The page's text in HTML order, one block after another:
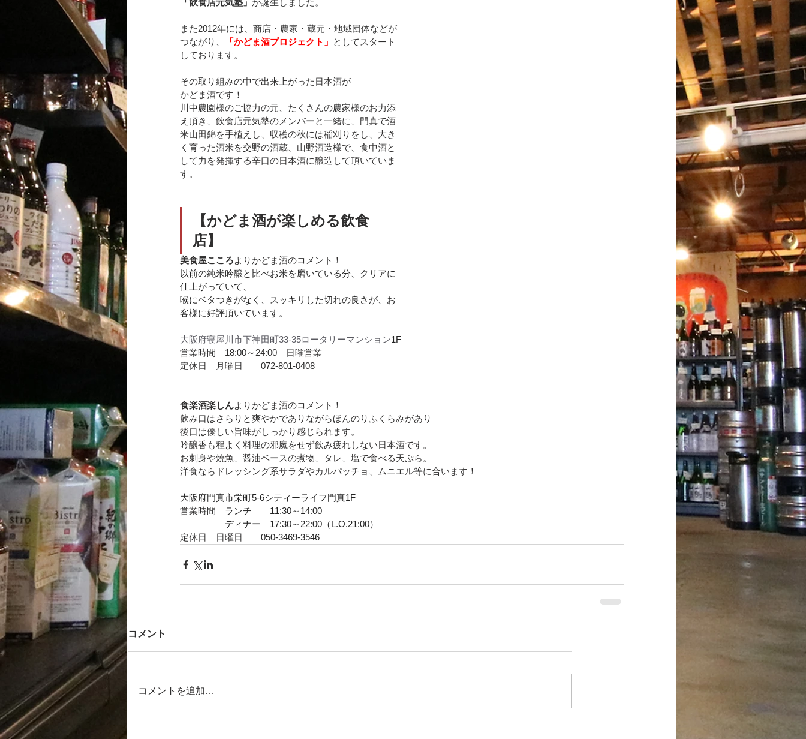
「飲食店元気塾」 が誕生しました。
また2012年には、商店・農家・蔵元・地域団体などが
つながり、
「かどま酒プロジェクト」 としてスタート
しております。
その取り組みの中で出来上がった日本酒が
かどま酒です！
川中農園様のご協力の元、たくさんの農家様のお力添
え頂き、飲食店元気塾のメンバーと一緒に、門真で酒
米山田錦を手植えし、収穫の秋には稲刈りをし、大き
く育った酒米を交野の酒蔵、山野酒造様で、食中酒と
して力を発揮する辛口の日本酒に醸造して頂いていま
す。
【かどま酒が楽しめる飲食
店】
美食屋こころよりかどま酒のコメント！
以前の純米吟醸と比べお米を磨いている分、クリアに
仕上がっていて、
喉にベタつきがなく、スッキリした切れの良さが、お
客様に好評頂いています。
大阪府寝屋川市下神田町33-35ロータリーマンション1F
営業時間　18:00～24:00　日曜営業
定休日　月曜日　　072-801-0408
食楽酒楽しんよりかどま酒のコメント！
飲み口はさらりと爽やかでありながらほんのりふくらみがあり
後口は優しい旨味がしっかり感じられます。
吟醸香も程よく料理の邪魔をせず飲み疲れしない日本酒です。
お刺身や焼魚、醤油ベースの煮物、タレ、塩で食べる天ぷら。
洋食ならドレッシング系サラダやカルパッチョ、ムニエル等に合います！
大阪府門真市栄町5-6シティーライフ門真1F
営業時間 ランチ　　11:30～14:00
ディナー　17:30～22:00（L.O.21:00）
定休日　日曜日 050-3469-3546
コメント
コメントを追加…